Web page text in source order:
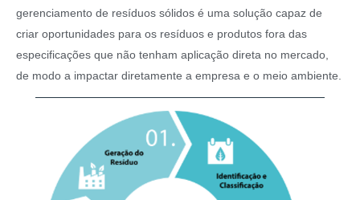
gerenciamento de resíduos sólidos é uma solução capaz de
criar oportunidades para os resíduos e produtos fora das
especificações que não tenham aplicação direta no mercado,
de modo a impactar diretamente a empresa e o meio ambiente.